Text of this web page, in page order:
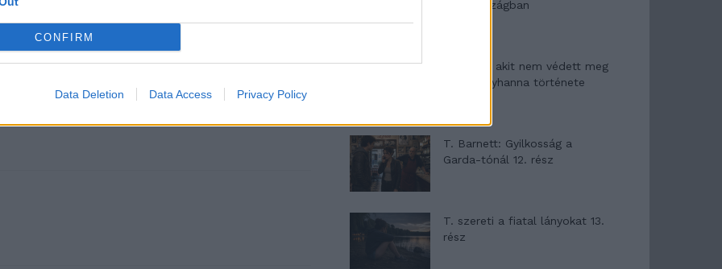
CONFIRM
Data Deletion Data Access Privacy Policy
mint arra, hogy milyen csodálatos
ennél fontosabb nincs ebben a világban. Legyünk
hogy ilyen munkában szakavatottan részt
Olaszországban
A kislány, akit nem védett meg
senki – Lyhanna története
T. Barnett: Gyilkosság a
Garda-tónál 12. rész
T. szereti a fiatal lányokat 13.
rész